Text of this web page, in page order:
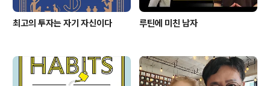
최고의 투자는 자기 자신이다 루틴에 미친 남자